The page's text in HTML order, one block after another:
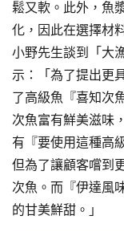
鬆又軟。此外，魚
化，因此在選擇材
小野先生談到「大
示：「為了提出更
了高級魚『喜知次
次魚富有鮮美滋味
有『要使用這種高
但為了讓顧客嚐到
次魚。而『伊達風
的甘美鮮甜。」